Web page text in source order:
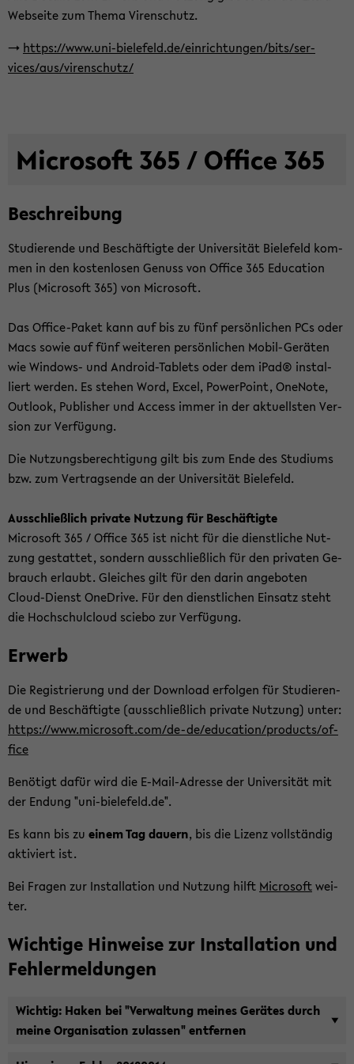
Webseite zum Thema Vi­ren­schutz.
-> https://www.uni-​bielefeld.de/ein­rich­tun­gen/bits/ser­
vices/aus/vi­ren­schutz/
Mi­cro­soft 365 / Of­fice 365
Be­schrei­bung
Stu­die­ren­de und Be­schäf­tig­te der Uni­ver­si­tät Bie­le­feld kom­
men in den kos­ten­lo­sen Ge­nuss von Of­fice 365 Edu­ca­ti­on
Plus (Mi­cro­soft 365) von Mi­cro­soft.
Das Office-​Paket kann auf bis zu fünf per­sön­li­chen PCs oder
Macs sowie auf fünf wei­te­ren per­sön­li­chen Mobil-​Geräten
wie Windows-​ und Android-​Tablets oder dem iPad® in­stal­
liert wer­den. Es ste­hen Word, Excel, Power­Point, OneNo­te,
Out­look, Pu­blisher und Ac­cess immer in der ak­tu­ells­ten Ver­
si­on zur Ver­fü­gung.
Die Nut­zungs­be­rech­ti­gung gilt bis zum Ende des Stu­di­ums
bzw. zum Ver­trags­en­de an der Uni­ver­si­tät Bie­le­feld.
Aus­schließ­lich pri­va­te Nut­zung für Be­schäf­tig­te
Mi­cro­soft 365 / Of­fice 365 ist nicht für die dienst­li­che Nut­
zung ge­stat­tet, son­dern aus­schließ­lich für den pri­va­ten Ge­
brauch er­laubt. Glei­ches gilt für den darin an­ge­bo­ten
Cloud-​Dienst One­D­ri­ve. Für den dienst­li­chen Ein­satz steht
die Hoch­schul­cloud scie­bo zur Ver­fü­gung.
Er­werb
Die Re­gis­trie­rung und der Down­load er­fol­gen für Stu­die­ren­
de und Be­schäf­tig­te (aus­schließ­lich pri­va­te Nut­zung) unter:
https://www.mi­cro­soft.com/de-de/edu­ca­ti­on/pro­ducts/of­
fice
Be­nö­tigt dafür wird die E-​Mail-Adresse der Uni­ver­si­tät mit
der En­dung "uni-​bielefeld.de".
Es kann bis zu einem Tag dau­ern, bis die Li­zenz voll­stän­dig
ak­ti­viert ist.
Bei Fra­gen zur In­stal­la­ti­on und Nut­zung hilft Mi­cro­softwei­
ter.
Wich­ti­ge Hin­wei­se zur In­stal­la­ti­on und
Feh­ler­mel­dun­gen
Wich­tig: Haken bei "Ver­wal­tung mei­nes Ge­rä­tes durch
meine Or­ga­ni­sa­ti­on zu­las­sen" ent­fer­nen